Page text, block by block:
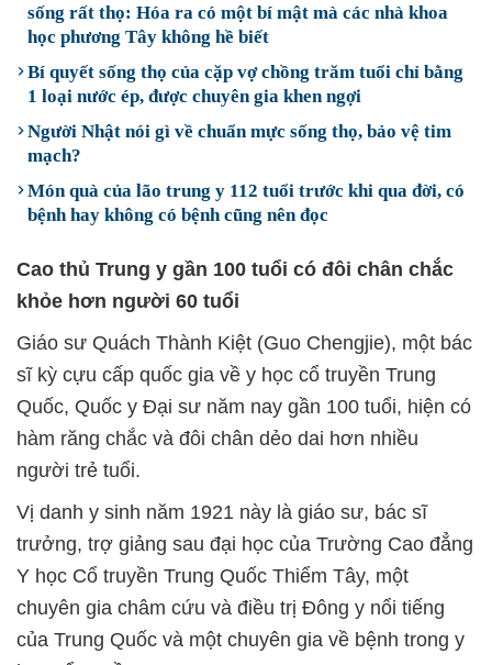
sống rất thọ: Hóa ra có một bí mật mà các nhà khoa
học phương Tây không hề biết
Bí quyết sống thọ của cặp vợ chồng trăm tuổi chỉ bằng
1 loại nước ép, được chuyên gia khen ngợi
Người Nhật nói gì về chuẩn mực sống thọ, bảo vệ tim
mạch?
Món quà của lão trung y 112 tuổi trước khi qua đời, có
bệnh hay không có bệnh cũng nên đọc
Cao thủ Trung y gần 100 tuổi có đôi chân chắc
khỏe hơn người 60 tuổi
Giáo sư Quách Thành Kiệt (Guo Chengjie), một bác
sĩ kỳ cựu cấp quốc gia về y học cổ truyền Trung
Quốc, Quốc y Đại sư năm nay gần 100 tuổi, hiện có
hàm răng chắc và đôi chân dẻo dai hơn nhiều
người trẻ tuổi.
Vị danh y sinh năm 1921 này là giáo sư, bác sĩ
trưởng, trợ giảng sau đại học của Trường Cao đẳng
Y học Cổ truyền Trung Quốc Thiểm Tây, một
chuyên gia châm cứu và điều trị Đông y nổi tiếng
của Trung Quốc và một chuyên gia về bệnh trong y